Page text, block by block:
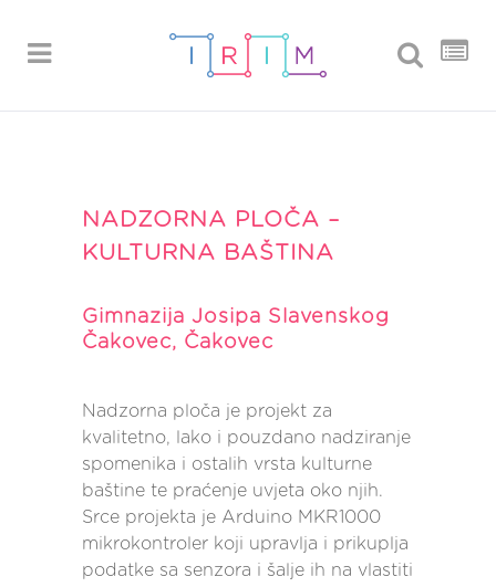
NADZORNA PLOČA –
KULTURNA BAŠTINA
Gimnazija Josipa Slavenskog
Čakovec, Čakovec
Nadzorna ploča je projekt za
kvalitetno, lako i pouzdano nadziranje
spomenika i ostalih vrsta kulturne
baštine te praćenje uvjeta oko njih.
Srce projekta je Arduino MKR1000
mikrokontroler koji upravlja i prikuplja
podatke sa senzora i šalje ih na vlastiti